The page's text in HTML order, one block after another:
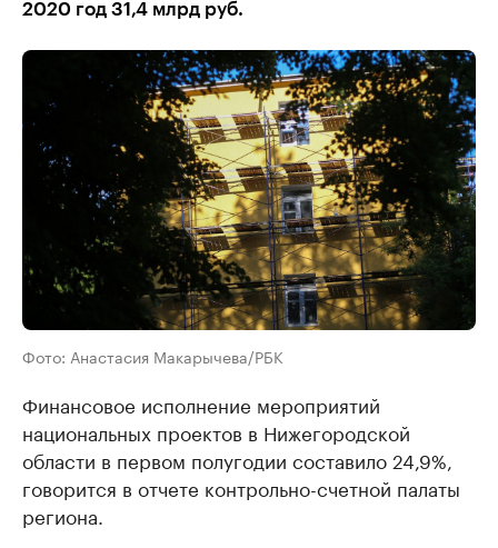
2020 год 31,4 млрд руб.
Фото: Анастасия Макарычева/РБК
Финансовое исполнение мероприятий
национальных проектов в Нижегородской
области в первом полугодии составило 24,9%,
говорится в отчете контрольно-счетной палаты
региона.